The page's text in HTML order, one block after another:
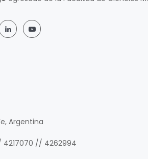
Argentina
4217070 // 4262994